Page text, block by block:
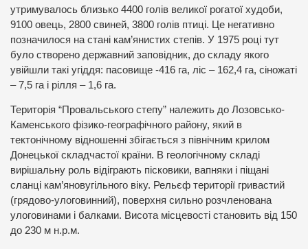
утримувалось близько 4400 голів великої рогатої худоби,
9100 овець, 2800 свиней, 3800 голів птиці. Це негативно
позначилося на стані кам’янистих степів. У 1975 році тут
було створено державний заповідник, до складу якого
увійшли такі угіддя: пасовище -416 га, ліс – 162,4 га, сіножаті
– 7,5 га і рілля – 1,6 га.
Територія “Провальського степу” належить до Лозовсько-
Каменського фізико-географічного району, який в
тектонічному відношенні збігається з північним крилом
Донецької складчастої країни. В геологічному складі
вирішальну роль відіграють пісковики, вапняки і піщані
сланці кам’яновугільного віку. Рельєф території гривастий
(грядово-улоговинний), поверхня сильно розчленована
улоговинами і балками. Висота місцевості становить від 150
до 230 м н.р.м.